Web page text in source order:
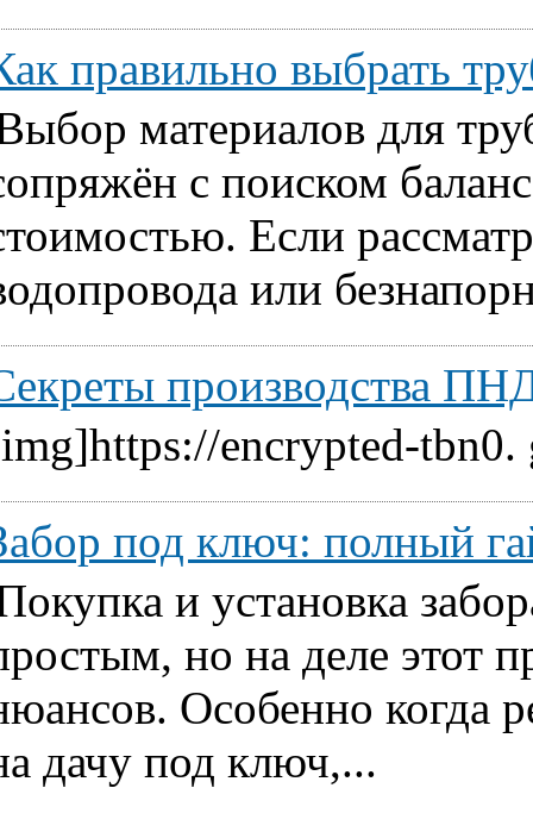
правильно выбрать
материалов для
с поиском
Если
или
производства
encrypted-tbn0.
под ключ: полный
и установка
но на деле этот
Особенно когда
дачу под ключ,...